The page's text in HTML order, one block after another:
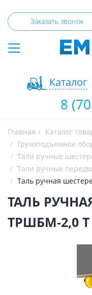
Заказать звонок
Каталог
8
Главная
Каталог
Грузоподъемное
Тали ручные
Тали ручные
ТАЛЬ
ТРШБМ-2,0 Т